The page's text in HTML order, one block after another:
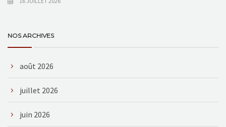
NOS ARCHIVES
août 2026
juillet 2026
juin 2026